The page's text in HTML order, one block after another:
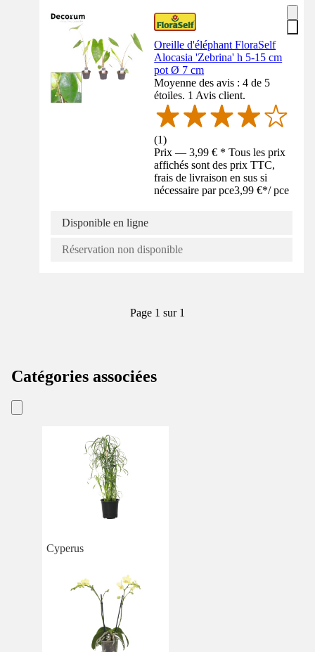
Oreille d'éléphant FloraSelf
Alocasia 'Zebrina' h 5-15 cm
pot Ø 7 cm
Moyenne des avis : 4 de 5
étoiles. 1 Avis client.
(1)
Prix — 3,99 € * Tous les prix
affichés sont des prix TTC,
frais de livraison en sus si
nécessaire par pce3,99 €*/ pce
Disponible en ligne
Réservation non disponible
Page 1 sur 1
Catégories associées
Cyperus